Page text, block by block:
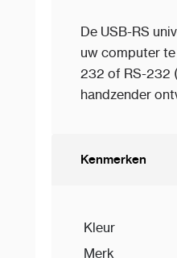
De USB-RS
uw computer
232 of RS-232
handzender
Kenmerken
Kleur
Merk